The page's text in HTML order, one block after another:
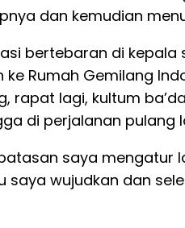
dan kemudian
bertebaran di kepala
Rumah Gemilang
rapat lagi, kultum
di perjalanan pulang
saya mengatur
wujudkan dan